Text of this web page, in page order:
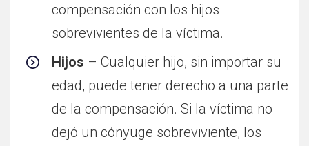
compensación con los hijos
sobrevivientes de la víctima.
Hijos – Cualquier hijo, sin importar su
edad, puede tener derecho a una parte
de la compensación. Si la víctima no
dejó un cónyuge sobreviviente, los